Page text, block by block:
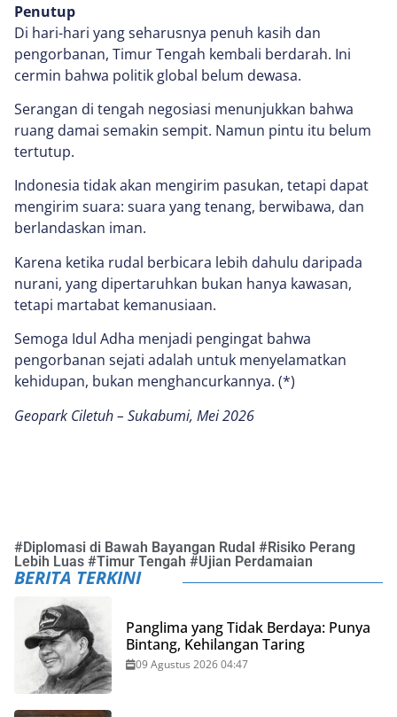
Penutup
Di hari-hari yang seharusnya penuh kasih dan
pengorbanan, Timur Tengah kembali berdarah. Ini
cermin bahwa politik global belum dewasa.
Serangan di tengah negosiasi menunjukkan bahwa
ruang damai semakin sempit. Namun pintu itu belum
tertutup.
Indonesia tidak akan mengirim pasukan, tetapi dapat
mengirim suara: suara yang tenang, berwibawa, dan
berlandaskan iman.
Karena ketika rudal berbicara lebih dahulu daripada
nurani, yang dipertaruhkan bukan hanya kawasan,
tetapi martabat kemanusiaan.
Semoga Idul Adha menjadi pengingat bahwa
pengorbanan sejati adalah untuk menyelamatkan
kehidupan, bukan menghancurkannya. (*)
Geopark Ciletuh – Sukabumi, Mei 2026
#Diplomasi di Bawah Bayangan Rudal #Risiko Perang
Lebih Luas #Timur Tengah #Ujian Perdamaian
BERITA TERKINI
Panglima yang Tidak Berdaya: Punya
Bintang, Kehilangan Taring
09 Agustus 2026 04:47